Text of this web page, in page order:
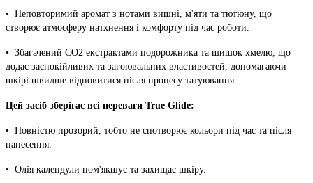
• Неповторимий аромат з нотами вишні, м'яти та тютюну, що
створює атмосферу натхнення і комфорту під час роботи.
• Збагачений СО2 екстрактами подорожника та шишок хмелю, що
додає заспокійливих та загоювальних властивостей, допомагаючи
шкірі швидше відновитися після процесу татуювання.
Цей засіб зберігає всі переваги True Glide:
• Повністю прозорий, тобто не спотворює кольори під час та після
нанесення.
• Олія календули пом'якшує та захищає шкіру.